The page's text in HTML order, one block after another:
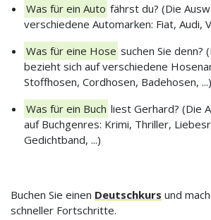
Was für ein Auto fährst du? (Die
verschiedene Automarken: Fiat, Audi,
Was für eine Hose suchen Sie denn?
bezieht sich auf verschiedene
Stoffhosen, Cordhosen, Badehosen, ...)
Was für ein Buch liest Gerhard? (Die
auf Buchgenres: Krimi, Thriller,
Gedichtband, ...)
Buchen Sie einen Deutschkurs und
schneller Fortschritte.